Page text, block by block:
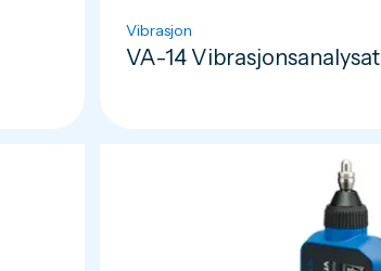
Vibrasjon
VA-14